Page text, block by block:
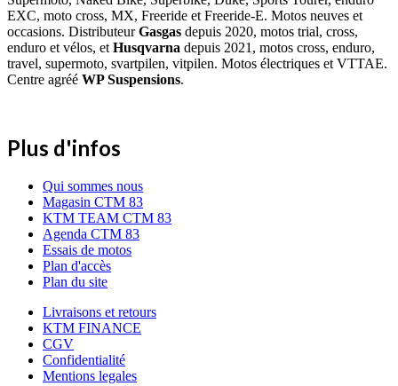
EXC, moto cross, MX, Freeride et Freeride-E. Motos neuves et
occasions. DistributeurGasgas depuis 2020, motos trial, cross,
enduro et vélos, et Husqvarna depuis 2021, motos cross, enduro,
travel, supermoto, svartpilen, vitpilen. Motos électriques et VTTAE.
Centre agréé WP Suspensions.
Plus d'infos
Qui sommes nous
Magasin CTM 83
KTM TEAM CTM 83
Agenda CTM 83
Essais de motos
Plan d'accès
Plan du site
Livraisons et retours
KTM FINANCE
CGV
Confidentialité
Mentions legales